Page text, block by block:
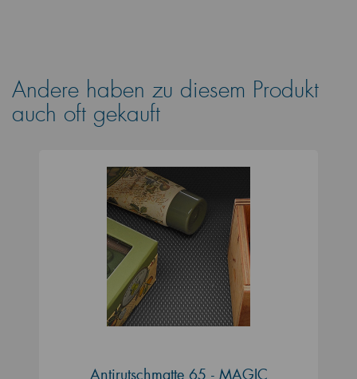
Andere haben zu diesem Produkt
auch oft gekauft
Antirutschmatte 65 - MAGIC